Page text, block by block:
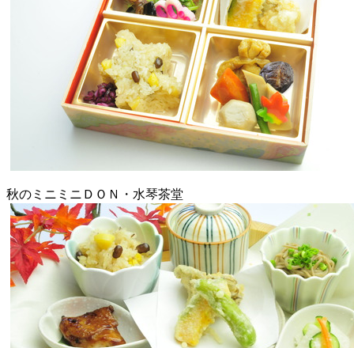
秋のミニミニＤＯＮ・水琴茶堂